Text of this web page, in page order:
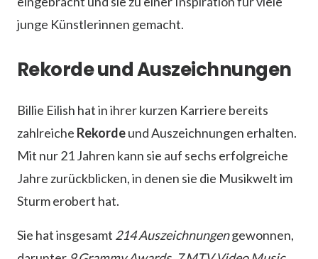
junge Künstlerinnen gemacht.
Rekorde und Auszeichnungen
Billie Eilish hat in ihrer kurzen Karriere bereits
zahlreiche Rekordeund Auszeichnungen erhalten.
Mit nur 21 Jahren kann sie auf sechs erfolgreiche
Jahre zurückblicken, in denen sie die Musikwelt im
Sturm erobert hat.
Sie hat insgesamt 214 Auszeichnungengewonnen,